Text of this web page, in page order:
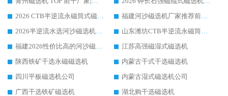
江苏高强磁湿式磁选机
陕西铁矿干选永磁磁选机
内蒙古干式干选磁选机
四川平板磁选机公司
内蒙古湿式磁选机公司
广西干选铁矿磁选机
湖北购干选磁选机